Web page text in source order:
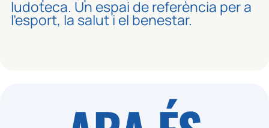
ludoteca. Un espai de referència per a
l’esport, la salut i el benestar.